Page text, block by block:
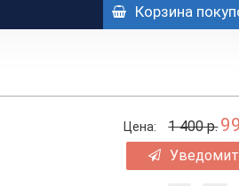
Корзина
Цена: 1 400 р.